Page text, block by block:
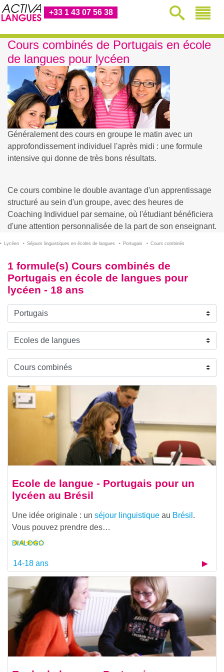
+33 1 43 07 56 38
Cours combinés de Portugais en école
de langues pour lycéen
Généralement des cours en groupe le matin avec un
approfondissement individuel l'après midi : une formule
intensive qui donne de très bons résultats.
Ce cours combine le double avantage d'un apprentissage
structuré au sein d'un groupe, avec des heures de
Coaching Individuel par semaine, où l'étudiant bénéficiera
d'une attention personnalisée de la part de son enseignant.
Lycéen Séjours linguistiques en écoles de langues Portugais Cours combinés
1 formule(s) Cours combinés de
Portugais en école de langues pour
lycéen - 18 ans
Ecole de langue - Portugais pour un
lycéen au Brésil
Une idée originale : un séjour linguistique au Brésil .
Vous pouvez prendre des…
DIALOGO
14-18 ans